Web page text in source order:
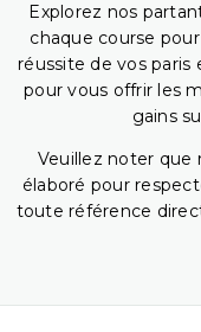
Explorez nos
chaque course
réussite de vos
pour vous offrir les
gains
Veuillez noter
élaboré pour
toute référence